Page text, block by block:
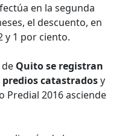
en la segunda
el descuento, en
y 1 por ciento.
Quito se registran
catastradosy
Predial 2016 asciende